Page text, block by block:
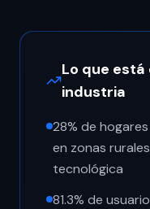
Lo que
industria
28% de
en zonas
tecnológica
81.3% de